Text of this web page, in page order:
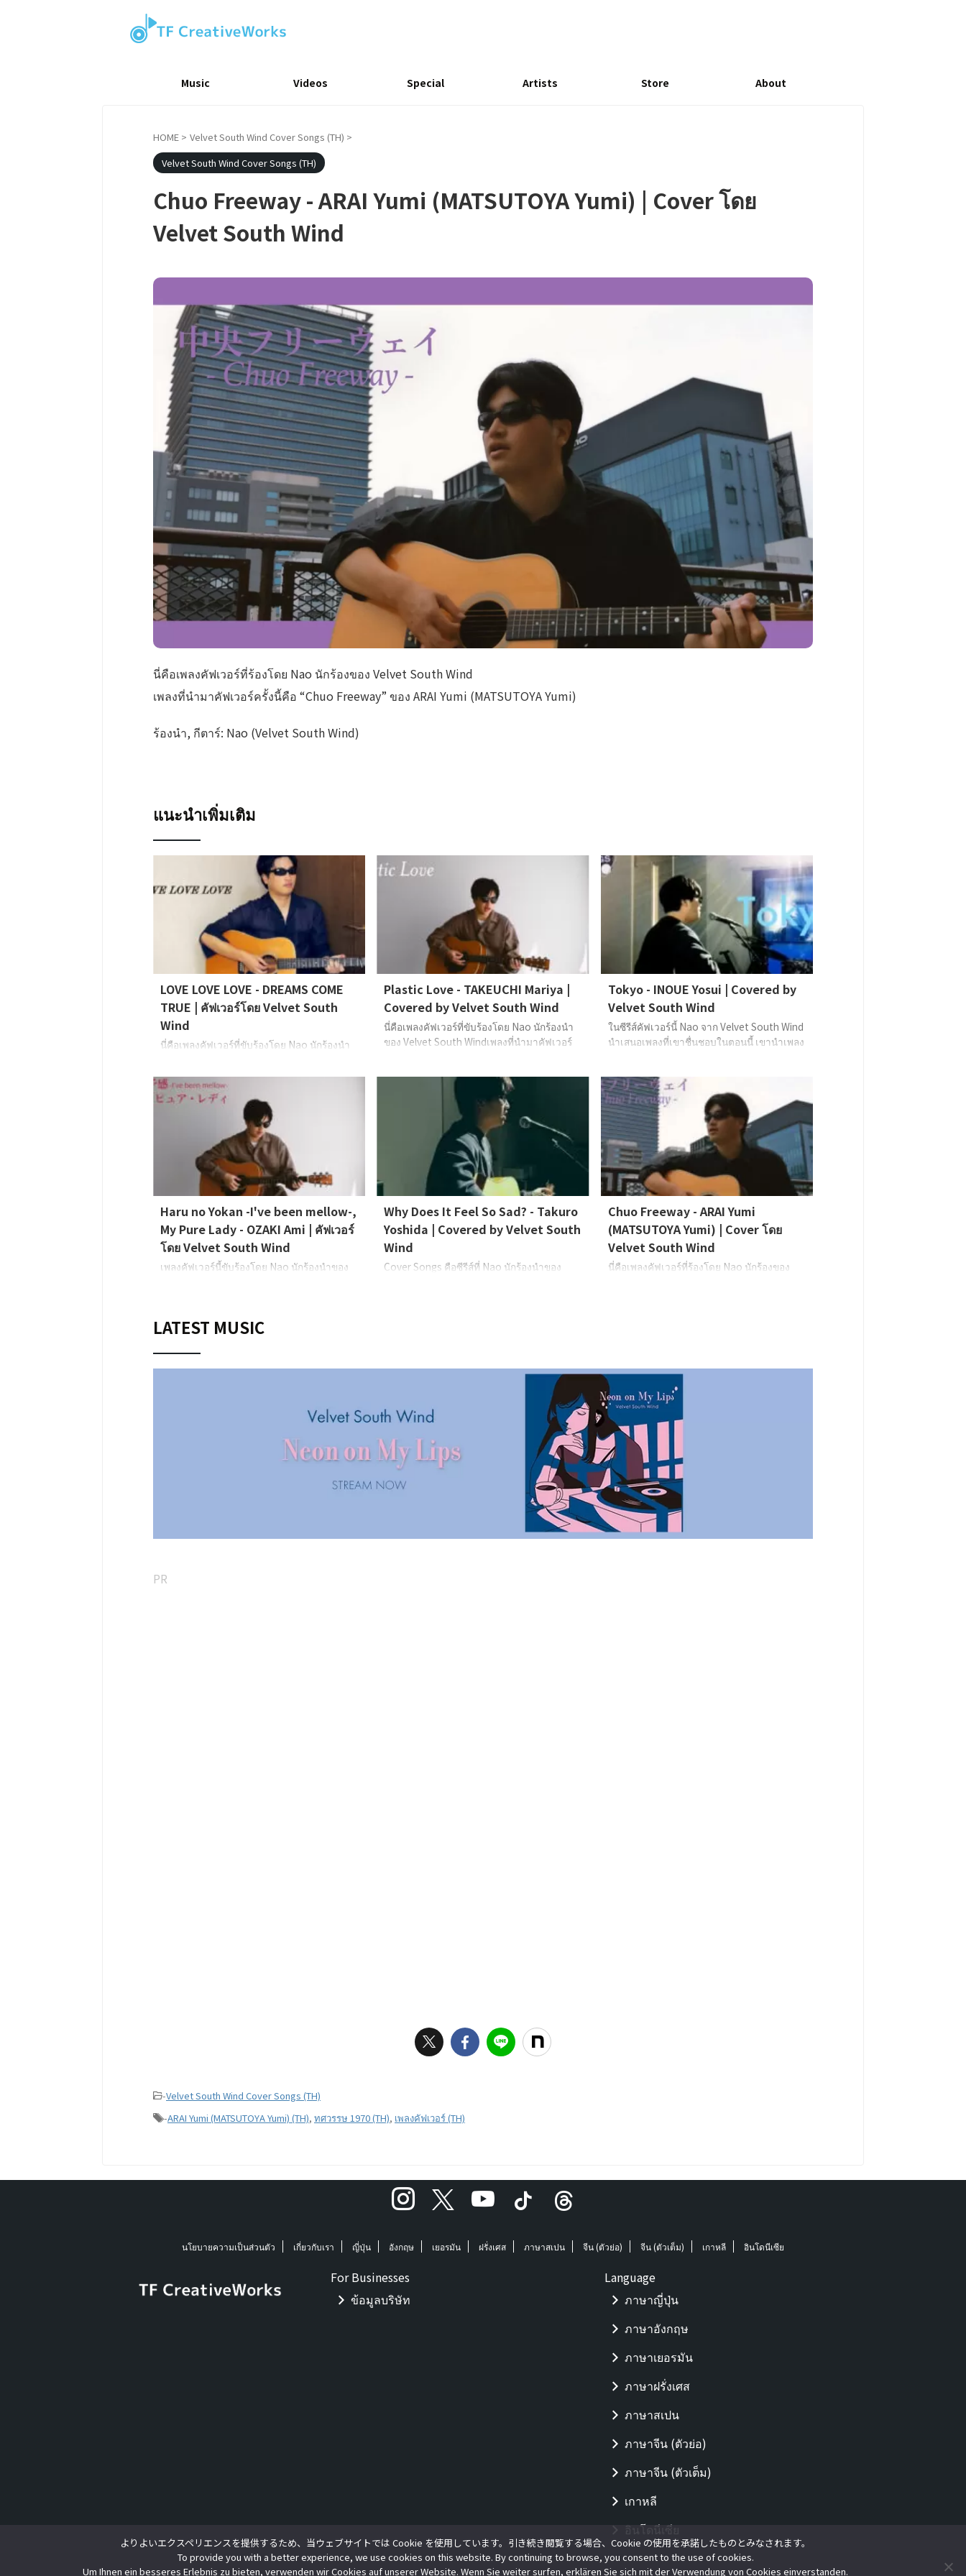
Music Videos Special Artists Store About
HOME > Velvet South Wind Cover Songs (TH) >
Velvet South Wind Cover Songs (TH)
Chuo Freeway - ARAI Yumi (MATSUTOYA Yumi) | Cover โดย
Velvet South Wind
นี่คือเพลงคัฟเวอร์ที่ร้องโดย Nao นักร้องของ Velvet South Wind
เพลงที่นำมาคัฟเวอร์ครั้งนี้คือ “Chuo Freeway” ของ ARAI Yumi (MATSUTOYA Yumi)
ร้องนำ, กีตาร์: Nao (Velvet South Wind)
แนะนำเพิ่มเติม
LOVE LOVE LOVE - DREAMS COME
TRUE | คัฟเวอร์โดย Velvet South
Wind
นี่คือเพลงคัฟเวอร์ที่ขับร้องโดย Nao นักร้องนำ
"LOVE LOVE LOVE" ของ DREAMS COME
TRUE มาคัฟเวอร์ ร้องนำ, กีตาร์: Nao (Velvet
South Wind)
Plastic Love - TAKEUCHI Mariya |
Covered by Velvet South Wind
นี่คือเพลงคัฟเวอร์ที่ขับร้องโดย Nao นักร้องนำ
ของ Velvet South Windเพลงที่นำมาคัฟเวอร์
Tokyo - INOUE Yosui | Covered by
Velvet South Wind
ในซีรีส์คัฟเวอร์นี้ Nao จาก Velvet South Wind
นำเสนอเพลงที่เขาชื่นชอบในตอนนี้ เขานำเพลง
Haru no Yokan -I've been mellow-,
My Pure Lady - OZAKI Ami | คัฟเวอร์
โดย Velvet South Wind
เพลงคัฟเวอร์นี้ขับร้องโดย Nao นักร้องนำของ
(Velvet South Wind)
Why Does It Feel So Sad? - Takuro
Yoshida | Covered by Velvet South
Wind
Cover Songs คือซีรีส์ที่ Nao นักร้องนำของ
Chuo Freeway - ARAI Yumi
(MATSUTOYA Yumi) | Cover โดย
Velvet South Wind
นี่คือเพลงคัฟเวอร์ที่ร้องโดย Nao นักร้องของ
LATEST MUSIC
PR
-Velvet South Wind Cover Songs (TH)
-ARAI Yumi (MATSUTOYA Yumi) (TH), ทศวรรษ 1970 (TH), เพลงคัฟเวอร์ (TH)
นโยบายความเป็นส่วนตัว เกี่ยวกับเรา ญี่ปุ่น อังกฤษ เยอรมัน ฝรั่งเศส ภาษาสเปน จีน (ตัวย่อ) จีน (ตัวเต็ม) เกาหลี อินโดนีเซีย
For Businesses
ข้อมูลบริษัท
Language
ภาษาญี่ปุ่น
ภาษาอังกฤษ
ภาษาเยอรมัน
ภาษาฝรั่งเศส
ภาษาสเปน
ภาษาจีน (ตัวย่อ)
ภาษาจีน (ตัวเต็ม)
เกาหลี
อินโดนีเซีย
よりよいエクスペリエンスを提供するため、当ウェブサイトでは Cookie を使用しています。引き続き閲覧する場合、Cookie の使用を承諾したものとみなされます。
To provide you with a better experience, we use cookies on this website. By continuing to browse, you consent to the use of cookies.
Um Ihnen ein besseres Erlebnis zu bieten, verwenden wir Cookies auf unserer Website. Wenn Sie weiter surfen, erklären Sie sich mit der Verwendung von Cookies einverstanden.